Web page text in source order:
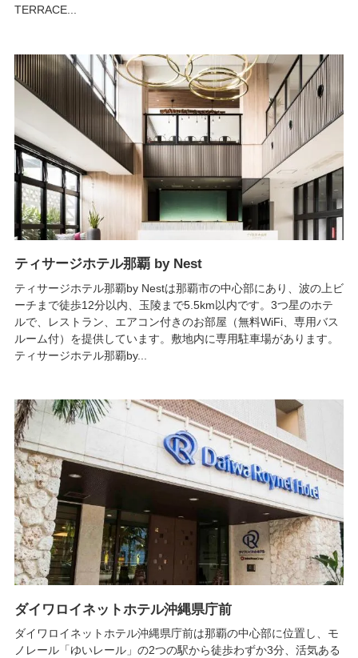
TERRACE...
ティサージホテル那覇 by Nest
ティサージホテル那覇by Nestは那覇市の中心部にあり、波の上ビ
ーチまで徒歩12分以内、玉陵まで5.5km以内です。3つ星のホテ
ルで、レストラン、エアコン付きのお部屋（無料WiFi、専用バス
ルーム付）を提供しています。敷地内に専用駐車場があります。
ティサージホテル那覇by...
ダイワロイネットホテル沖縄県庁前
ダイワロイネットホテル沖縄県庁前は那覇の中心部に位置し、モ
ノレール「ゆいレール」の2つの駅から徒歩わずか3分、活気ある